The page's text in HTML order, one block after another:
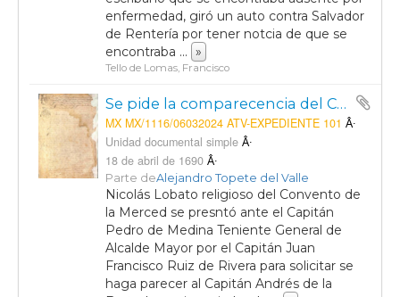
enfermedad, giró un auto contra Salvador
de Rentería por tener notcia de que se
encontraba ... »
Tello de Lomas, Francisco
Se pide la comparecencia del Capitán Andrés de la Barteda para que cumpla sus obligaciones con el Convento de la Merced de la Villa de Aguascalientes
MX MX/1116/06032024 ATV-EXPEDIENTE 101
Unidad documental simple
18 de abril de 1690
Parte deAlejandro Topete del Valle
Nicolás Lobato religioso del Convento de
la Merced se presntó ante el Capitán
Pedro de Medina Teniente General de
Alcalde Mayor por el Capitán Juan
Francisco Ruiz de Rivera para solicitar se
haga parecer al Capitán Andrés de la